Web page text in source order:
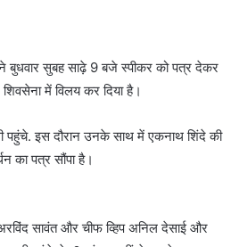
बुधवार सुबह साढ़े 9 बजे स्पीकर को पत्र देकर
में विलय कर दिया है।
पहुंचे. इस दौरान उनके साथ में एकनाथ शिंदे की
का पत्र सौंपा है।
सावंत और चीफ व्हिप अनिल देसाई और